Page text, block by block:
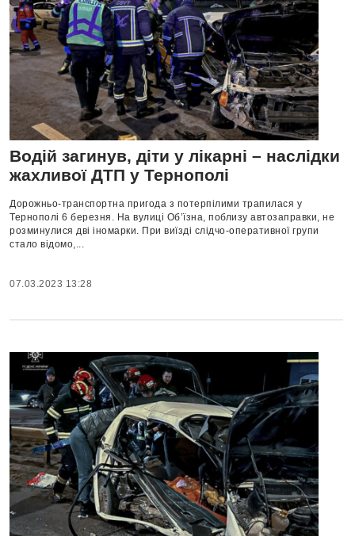
Водій загинув, діти у лікарні – наслідки
жахливої ДТП у Тернополі
Дорожньо-транспортна пригода з потерпілими трапилася у
Тернополі 6 березня. На вулиці Об’їзна, поблизу автозаправки, не
розминулися дві іномарки. При виїзді слідчо-оперативної групи
стало відомо,...
07.03.2023 13:28